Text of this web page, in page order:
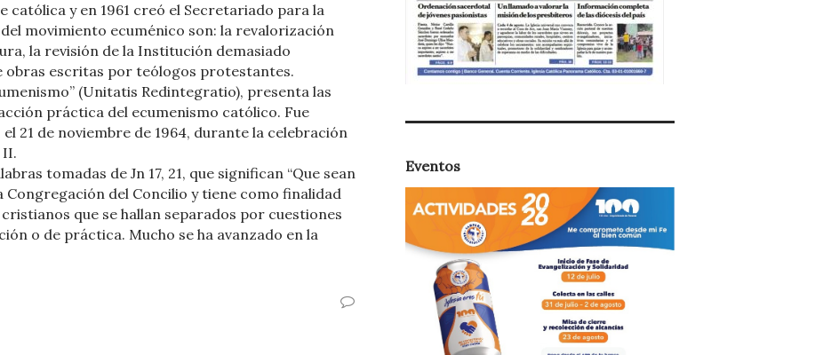
católica y en 1961 creó el Secretariado para la
movimiento ecuménico son: la revalorización
la revisión de la Institución demasiado
obras escritas por teólogos protestantes.
(Unitatis Redintegratio), presenta las
práctica del ecumenismo católico. Fue
21 de noviembre de 1964, durante la celebración
II.
tomadas de Jn 17, 21, que significan “Que sean
Congregación del Concilio y tiene como finalidad
que se hallan separados por cuestiones
o de práctica. Mucho se ha avanzado en la
Eventos